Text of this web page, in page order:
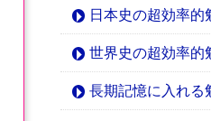
日本史の超効率的
世界史の超効率的
長期記憶に入れる